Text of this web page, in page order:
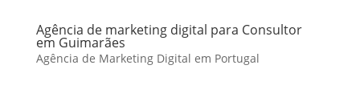
Agência de marketing digital para Consultor
em Guimarães
Agência de Marketing Digital em Portugal